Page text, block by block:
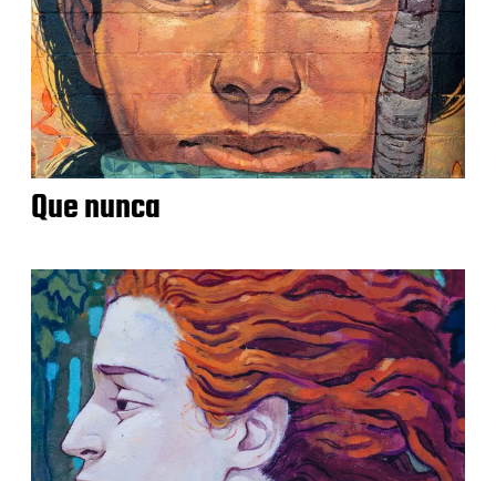
Que nunca